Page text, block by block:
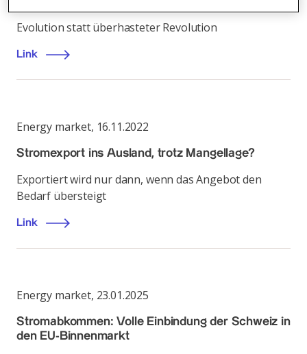
Evolution statt überhasteter Revolution
Link
Energy market, 16.11.2022
Stromexport ins Ausland, trotz Mangellage?
Exportiert wird nur dann, wenn das Angebot den
Bedarf übersteigt
Link
Energy market, 23.01.2025
Stromabkommen: Volle Einbindung der Schweiz in
den EU-Binnenmarkt